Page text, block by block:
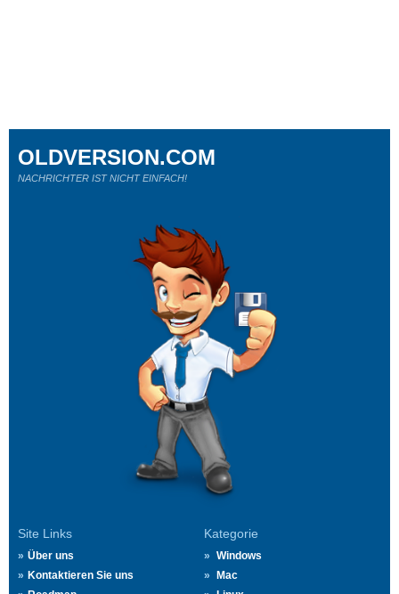
Site Links
Über uns
Kontaktieren Sie uns
Kategorie
Windows
Mac
OLDVERSION.COM
NACHRICHTER IST NICHT EINFACH!